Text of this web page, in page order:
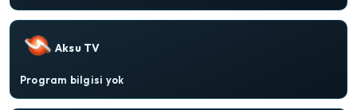
Aksu TV
Program bilgisi yok